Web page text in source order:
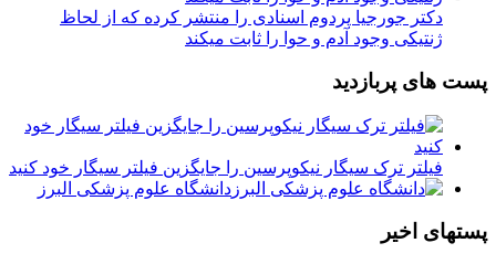
دکتر جورجیا پردوم اسنادی را منتشر کرده که از لحاظ
ژنتیکی وجود آدم و حوا را ثابت میکند
پست های پربازدید
فیلتر ترک سیگار نیکوپرسین را جایگزین فیلتر سیگار خود کنید
دانشگاه علوم پزشکی البرز
پستهای اخیر